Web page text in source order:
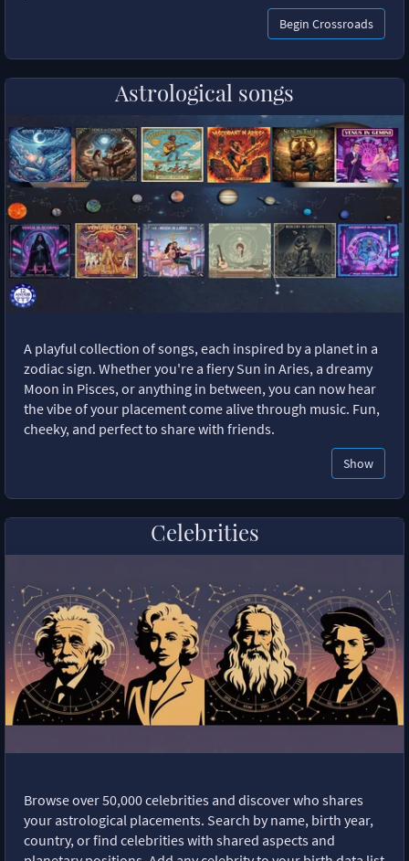
Begin Crossroads
Astrological songs
A playful collection of songs, each inspired by a planet in a
zodiac sign. Whether you're a fiery Sun in Aries, a dreamy
Moon in Pisces, or anything in between, you can now hear
the vibe of your placement come alive through music. Fun,
cheeky, and perfect to share with friends.
Show
Celebrities
Browse over 50,000 celebrities and discover who shares
your astrological placements. Search by name, birth year,
country, or find celebrities with shared aspects and